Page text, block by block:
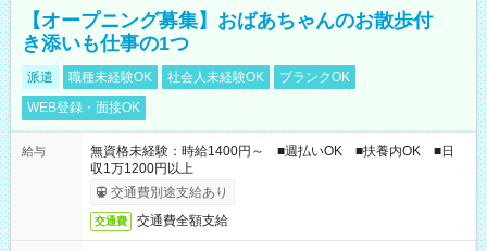
【オープニング募集】おばあちゃんのお散歩付
き添いも仕事の1つ
派遣 職種未経験OK 社会人未経験OK
ブランクOK
WEB登録・面接OK
給与
無資格未経験：時給1400円～ ■週払いOK ■扶養内OK ■日
収1万1200円以上
交通費別途支給あり
交通費 交通費全額支給